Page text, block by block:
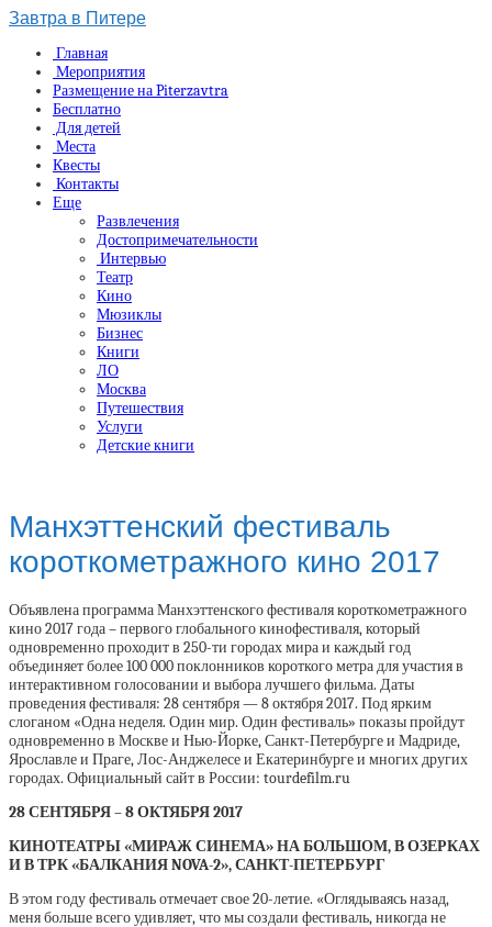
Завтра в Питере
Главная
Мероприятия
Размещение на Piterzavtra
Бесплатно
Для детей
Места
Квесты
Контакты
Еще
Развлечения
Достопримечательности
Интервью
Театр
Кино
Мюзиклы
Бизнес
Книги
ЛО
Москва
Путешествия
Услуги
Детские книги
Манхэттенский фестиваль
короткометражного кино 2017
Объявлена программа Манхэттенского фестиваля короткометражного
кино 2017 года – первого глобального кинофестиваля, который
одновременно проходит в 250-ти городах мира и каждый год
объединяет более 100 000 поклонников короткого метра для участия в
интерактивном голосовании и выбора лучшего фильма. Даты
проведения фестиваля: 28 сентября — 8 октября 2017. Под ярким
слоганом «Одна неделя. Один мир. Один фестиваль» показы пройдут
одновременно в Москве и Нью-Йорке, Санкт-Петербурге и Мадриде,
Ярославле и Праге, Лос-Анджелесе и Екатеринбурге и многих других
городах. Официальный сайт в России: tourdefilm.ru
28 СЕНТЯБРЯ – 8 ОКТЯБРЯ 2017
КИНОТЕАТРЫ «МИРАЖ СИНЕМА» НА БОЛЬШОМ, В ОЗЕРКАХ
И В ТРК «БАЛКАНИЯ NOVA-2», САНКТ-ПЕТЕРБУРГ
В этом году фестиваль отмечает свое 20-летие. «Оглядываясь назад,
меня больше всего удивляет, что мы создали фестиваль, никогда не